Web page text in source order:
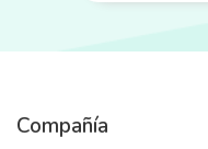
Compañía